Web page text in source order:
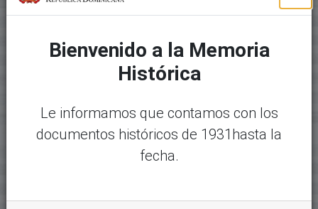
Bienvenido a la Memoria
Histórica
Le informamos que contamos con los
documentos históricos de 1931hasta la
fecha.